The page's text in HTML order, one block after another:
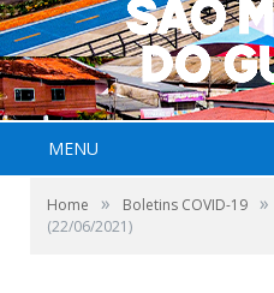
MENU
Home » Boletins COVID-19 »
(22/06/2021)